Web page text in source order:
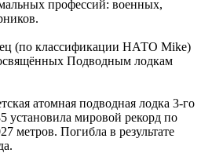
профессий: военных,
(по классификации НАТО Mike)
Подводным лодкам
атомная подводная лодка 3-го
установила мировой рекорд по
метров. Погибла в результате